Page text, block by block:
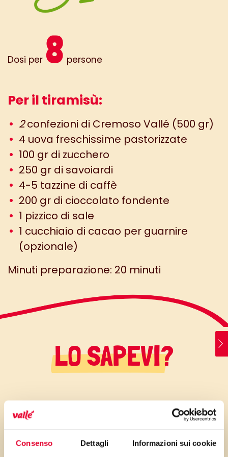
Consenso Dettagli Informazioni sui cookie
Dosi per 8 persone
Per il tiramisù:
2confezioni di Cremoso Vallé (500 gr)
4 uova freschissime pastorizzate
100 gr di zucchero
250 gr di savoiardi
4-5 tazzine di caffè
200 gr di cioccolato fondente
1 pizzico di sale
1 cucchiaio di cacao per guarnire
(opzionale)
Minuti preparazione: 20 minuti
LO SAPEVI?
Sperimenta il connubio perfetto
tra tradizione e modernità con
cioccolato: una versione dal